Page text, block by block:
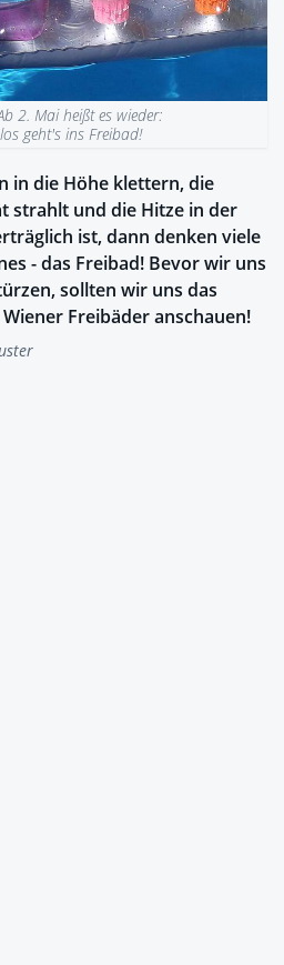
2. Mai heißt es wieder:
geht's ins Freibad!
in die Höhe klettern, die
strahlt und die Hitze in der
ist, dann denken viele
- das Freibad! Bevor wir uns
sollten wir uns das
Freibäder anschauen!